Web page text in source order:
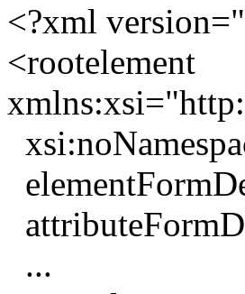
<?xml
<rootelement
...